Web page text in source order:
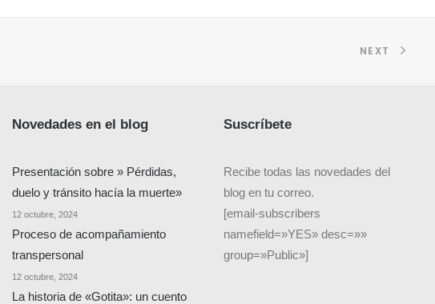
NEXT
Novedades en el blog
Presentación sobre » Pérdidas,
duelo y tránsito hacía la muerte»
12 octubre, 2024
Proceso de acompañamiento
transpersonal
12 octubre, 2024
La historia de «Gotita»: un cuento
Suscríbete
Recibe todas las novedades del
blog en tu correo.
[email-subscribers
namefield=»YES» desc=»»
group=»Public»]